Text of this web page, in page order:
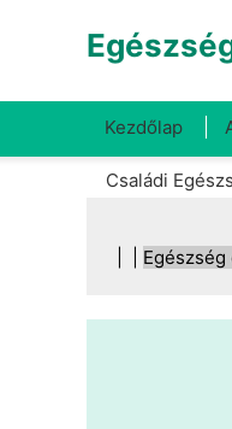
Kezdőlap
Családi